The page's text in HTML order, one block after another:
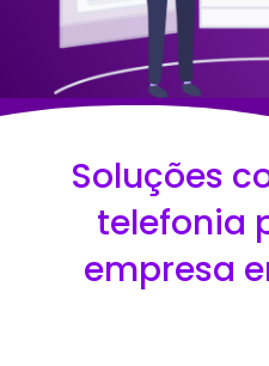
Soluções
telefonia
empresa